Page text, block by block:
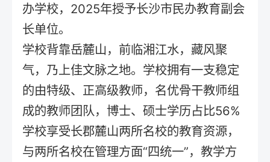
办学校，2025年授予长沙市民办教育副会
长单位。
学校背靠岳麓山，前临湘江水，藏风聚
气，乃上佳文脉之地。学校拥有一支稳定
的由特级、正高级教师，名优骨干教师组
成的教师团队，博士、硕士学历占比56%
学校享受长郡麓山两所名校的教育资源，
与两所名校在管理方面“四统一”，教学方